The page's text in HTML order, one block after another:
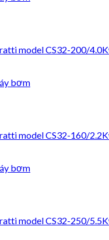
model CS32-200/
model CS32-160/
model CS32-250/